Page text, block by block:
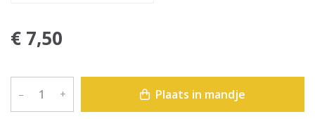
€ 7,50
– + Plaats in mandje